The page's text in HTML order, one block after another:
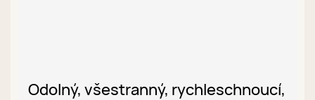
Odolný, všestranný, rychleschnoucí,